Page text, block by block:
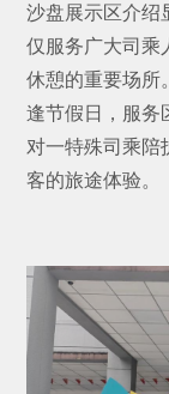
沙盘展示区介绍
仅服务广大司乘
休憩的重要场所
逢节假日，服务
对一特殊司乘陪
客的旅途体验。